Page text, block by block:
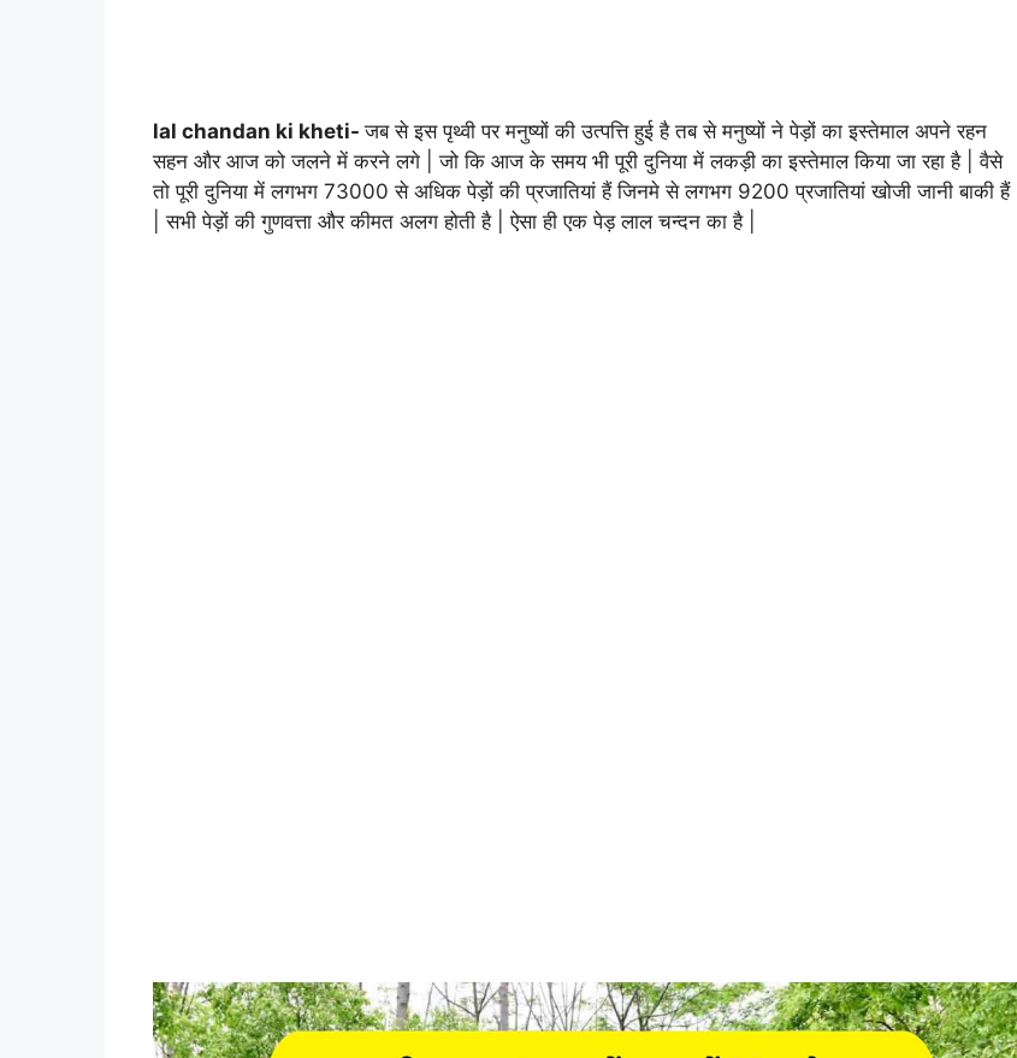
lal chandan ki kheti-जब से इस पृथ्वी पर मनुष्यों की उत्पत्ति हुई है तब से मनुष्यों ने पेड़ों का इस्तेमाल अपने रहन
सहन और आज को जलने में करने लगे | जो कि आज के समय भी पूरी दुनिया में लकड़ी का इस्तेमाल किया जा रहा है | वैसे
तो पूरी दुनिया में लगभग 73000 से अधिक पेड़ों की प्रजातियां हैं जिनमे से लगभग 9200 प्रजातियां खोजी जानी बाकी हैं
| सभी पेड़ों की गुणवत्ता और कीमत अलग होती है | ऐसा ही एक पेड़ लाल चन्दन का है |